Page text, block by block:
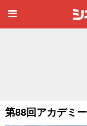
第88回アカデミ